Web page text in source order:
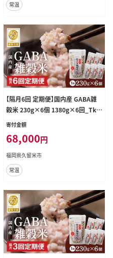
常温
【隔月6回 定期便】国内産 GABA雑
穀米 230g×6個 1380g×6回_Tk0
24
寄付金額
68,000円
福岡県久留米市
常温